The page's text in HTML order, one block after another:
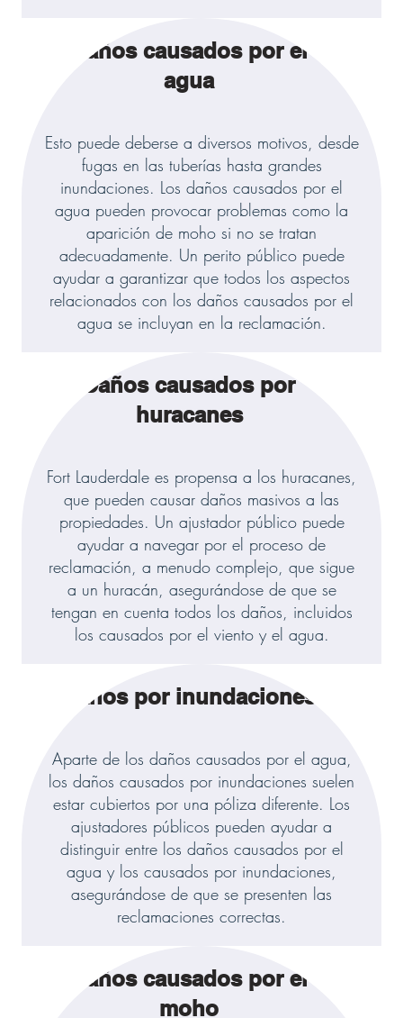
Daños causados por el
agua
Esto puede deberse a diversos motivos, desde
fugas en las tuberías hasta grandes
inundaciones. Los daños causados por el
agua pueden provocar problemas como la
aparición de moho si no se tratan
adecuadamente. Un perito público puede
ayudar a garantizar que todos los aspectos
relacionados con los daños causados por el
agua se incluyan en la reclamación.
Daños causados por
huracanes
Fort Lauderdale es propensa a los huracanes,
que pueden causar daños masivos a las
propiedades. Un ajustador público puede
ayudar a navegar por el proceso de
reclamación, a menudo complejo, que sigue
a un huracán, asegurándose de que se
tengan en cuenta todos los daños, incluidos
los causados por el viento y el agua.
Daños por inundaciones
Aparte de los daños causados por el agua,
los daños causados por inundaciones suelen
estar cubiertos por una póliza diferente. Los
ajustadores públicos pueden ayudar a
distinguir entre los daños causados por el
agua y los causados por inundaciones,
asegurándose de que se presenten las
reclamaciones correctas.
Daños causados por el
moho